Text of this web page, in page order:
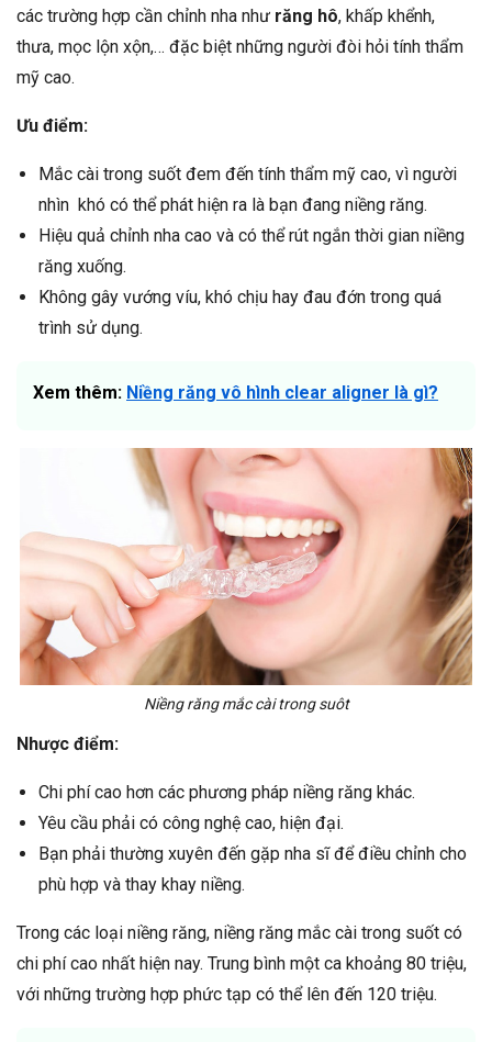
các trường hợp cần chỉnh nha như răng hô, khấp khểnh,
thưa, mọc lộn xộn,… đặc biệt những người đòi hỏi tính thẩm
mỹ cao.
Ưu điểm:
Mắc cài trong suốt đem đến tính thẩm mỹ cao, vì người
nhìn khó có thể phát hiện ra là bạn đang niềng răng.
Hiệu quả chỉnh nha cao và có thể rút ngắn thời gian niềng
răng xuống.
Không gây vướng víu, khó chịu hay đau đớn trong quá
trình sử dụng.
Xem thêm: Niềng răng vô hình clear aligner là gì?
Niềng răng mắc cài trong suôt
Nhược điểm:
Chi phí cao hơn các phương pháp niềng răng khác.
Yêu cầu phải có công nghệ cao, hiện đại.
Bạn phải thường xuyên đến gặp nha sĩ để điều chỉnh cho
phù hợp và thay khay niềng.
Trong các loại niềng răng, niềng răng mắc cài trong suốt có
chi phí cao nhất hiện nay. Trung bình một ca khoảng 80 triệu,
với những trường hợp phức tạp có thể lên đến 120 triệu.